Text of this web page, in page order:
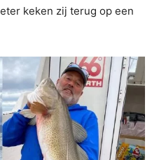
keken zij terug op een